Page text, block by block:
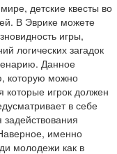
детские квесты во
В Эврике можете
игры,
логических загадок
Данное
которую можно
которые игрок должен
в себе
именно
молодежи как в